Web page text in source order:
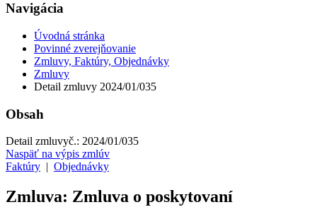
Navigácia
Úvodná stránka
Povinné zverejňovanie
Zmluvy, Faktúry, Objednávky
Zmluvy
Detail zmluvy 2024/01/035
Obsah
Detail zmluvyč.: 2024/01/035
Naspäť na výpis zmlúv
Faktúry
Objednávky
Zmluva: Zmluva o poskytovaní